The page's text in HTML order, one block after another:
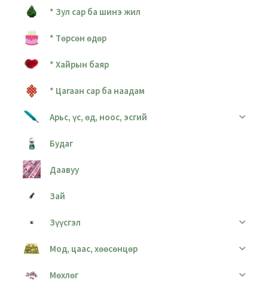
* Зул сар ба шинэ жил
* Төрсөн өдөр
* Хайрын баяр
* Цагаан сар ба наадам
Арьс, үс, өд, ноос, эсгий
Будаг
Даавуу
Зай
Зүүсгэл
Мод, цаас, хөөсөнцөр
Мөхлөг